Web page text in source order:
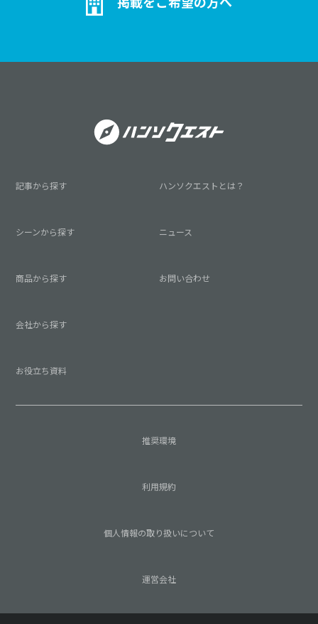
記事から探す
シーンから探す
商品から探す
会社から探す
お役立ち資料
ハンソクエストとは？
ニュース
お問い合わせ
推奨環境
利用規約
個人情報の取り扱いについて
運営会社